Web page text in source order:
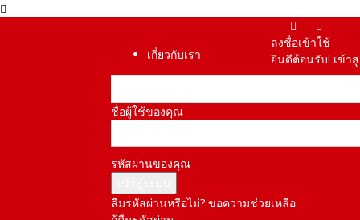
เกี่ยวกับเรา
ลงชื่อเข้าใช้
ยินดีต้อนรับ! เข้
ชื่อผู้ใช้ของคุณ
รหัสผ่านของคุณ
ลืมรหัสผ่านหรือไม่? ขอความช่วยเหลือ